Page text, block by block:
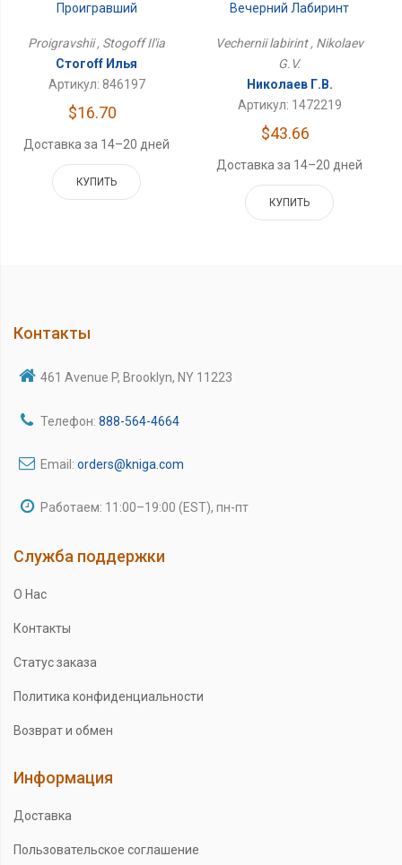
Проигравший
Proigravshii , Stogoff Il'ia
Стогоff Илья
Артикул: 846197
$16.70
Доставка за 14–20 дней
КУПИТЬ
Вечерний Лабиринт
Vechernii labirint , Nikolaev
G.V.
Николаев Г.В.
Артикул: 1472219
$43.66
Доставка за 14–20 дней
КУПИТЬ
Контакты
461 Avenue P, Brooklyn, NY 11223
Телефон: 888-564-4664
Email: orders@kniga.com
Работаем: 11:00–19:00 (EST), пн-пт
Служба поддержки
О Нас
Контакты
Статус заказа
Политика конфиденциальности
Возврат и обмен
Информация
Доставка
Пользовательское соглашение